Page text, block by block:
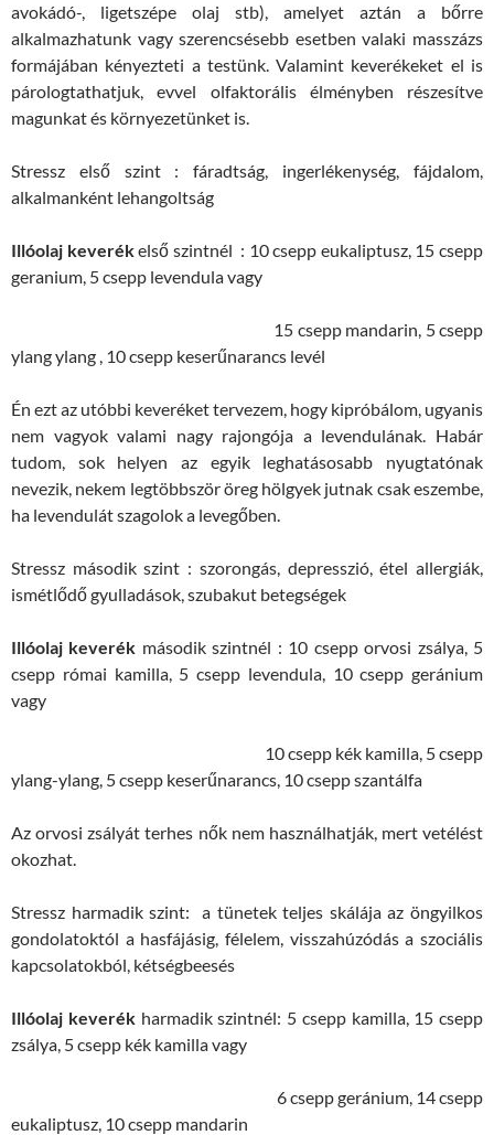
avokádó-, ligetszépe olaj stb), amelyet aztán a bőrre
alkalmazhatunk vagy szerencsésebb esetben valaki masszázs
formájában kényezteti a testünk. Valamint keverékeket el is
párologtathatjuk, evvel olfaktorális élményben részesítve
magunkat és környezetünket is.
Stressz első szint : fáradtság, ingerlékenység, fájdalom,
alkalmanként lehangoltság
Illóolaj keverékelső szintnél : 10 csepp eukaliptusz, 15 csepp
geranium, 5 csepp levendula vagy
15 csepp mandarin, 5 csepp
ylang ylang , 10 csepp keserűnarancs levél
Én ezt az utóbbi keveréket tervezem, hogy kipróbálom, ugyanis
nem vagyok valami nagy rajongója a levendulának. Habár
tudom, sok helyen az egyik leghatásosabb nyugtatónak
nevezik, nekem legtöbbször öreg hölgyek jutnak csak eszembe,
ha levendulát szagolok a levegőben.
Stressz második szint : szorongás, depresszió, étel allergiák,
ismétlődő gyulladások, szubakut betegségek
Illóolaj keverék második szintnél : 10 csepp orvosi zsálya, 5
csepp római kamilla, 5 csepp levendula, 10 csepp geránium
vagy
10 csepp kék kamilla, 5 csepp
ylang-ylang, 5 csepp keserűnarancs, 10 csepp szantálfa
Az orvosi zsályát terhes nők nem használhatják, mert vetélést
okozhat.
Stressz harmadik szint: a tünetek teljes skálája az öngyilkos
gondolatoktól a hasfájásig, félelem, visszahúzódás a szociális
kapcsolatokból, kétségbeesés
Illóolaj keverékharmadik szintnél: 5 csepp kamilla, 15 csepp
zsálya, 5 csepp kék kamilla vagy
6 csepp geránium, 14 csepp
eukaliptusz, 10 csepp mandarin